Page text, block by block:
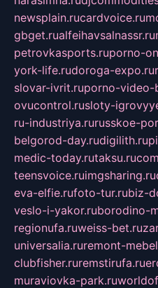
newsplain.rucardvoice.ru
gbget.rualfeihavsalnassr.ru
petrovkasports.ruporno-
york-life.rudoroga-expo.ru
slovar-ivrit.ruporno-video-
ovucontrol.rusloty-
ru-industriya.rurusskoe-
belgorod-day.rudigilith.ru
medic-today.rutaksu.ru
teensvoice.ruimgsharing.ru
eva-elfie.rufoto-tur.rubiz-
veslo-i-yakor.ruborodino-
regionufa.ruweiss-bet.ru
universalia.ruremont-
clubfisher.ruremstirufa.ru
muraviovka-park.ru